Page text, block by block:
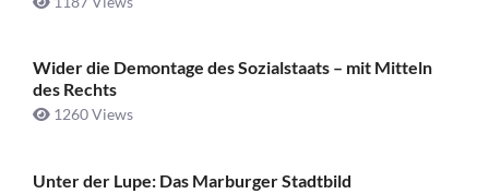
Wider die Demontage des Sozialstaats – mit Mitteln
des Rechts
1260 Views
Unter der Lupe: Das Marburger Stadtbild